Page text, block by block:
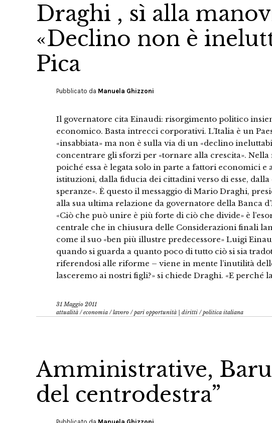
Draghi , sì alla
«Declino non è
Pica
Pubblicato da Manuela Ghizzoni
Il governatore cita Einaudi: risorgimento politico
economico. Basta intrecci corporativi. L’Italia è un
«insabbiata» ma non è sulla via di un «declino
concentrare gli sforzi per «tornare alla crescita».
poiché essa è legata solo in parte a fattori economici e
istituzioni, dalla fiducia dei cittadini verso di esse,
speranze». È questo il messaggio di Mario Draghi,
alla sua ultima relazione da governatore della Banca
«Ciò che può unire è più forte di ciò che divide» è
centrale che in chiusura delle Considerazioni finali
come il suo «ben più illustre predecessore» Luigi
quando si guarda a quanto poco di tutto ciò si sia
riferendosi alle riforme – viene in mente l’inutilità
lasceremo ai nostri figli?» si chiede Draghi. «E perché
31 Maggio 2011
attualità /economia /lavoro /pari opportunità | diritti /politica italiana
Amministrative,
del centrodestra”